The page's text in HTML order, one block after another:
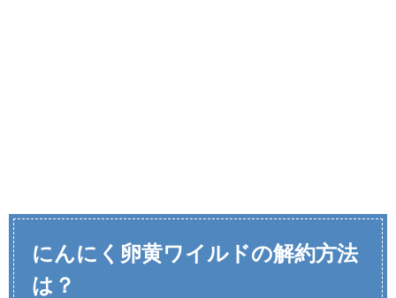
にんにく卵黄ワイルドの解約方法
は？